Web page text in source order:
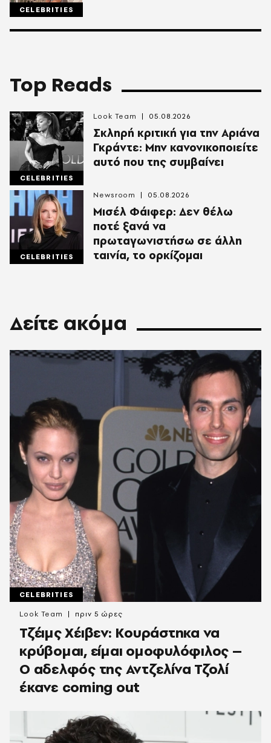
CELEBRITIES
Top Reads
CELEBRITIES
Σκληρή κριτική για την Αριάνα
Γκράντε: Μην κανονικοποιείτε
αυτό που της συμβαίνει
Look Team 05.08.2026
CELEBRITIES
Μισέλ Φάιφερ: Δεν θέλω
ποτέ ξανά να
πρωταγωνιστήσω σε άλλη
ταινία, το ορκίζομαι
Newsroom 05.08.2026
Δείτε ακόμα
CELEBRITIES
Τζέιμς Χέιβεν: Κουράστηκα να
κρύβομαι, είμαι ομοφυλόφιλος –
Ο αδελφός της Αντζελίνα Τζολί
έκανε coming out
Look Team πριν 5 ώρες